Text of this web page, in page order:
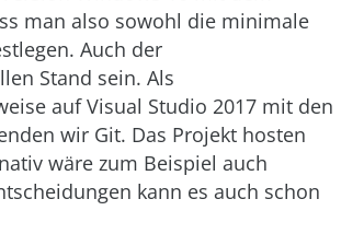
man also sowohl die minimale
Auch der
Stand sein. Als
auf Visual Studio 2017 mit den
wir Git. Das Projekt hosten
wäre zum Beispiel auch
kann es auch schon